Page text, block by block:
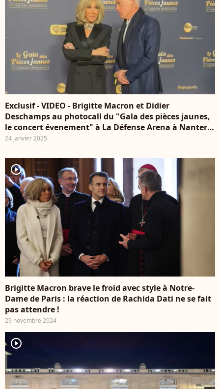
Exclusif - VIDEO - Brigitte Macron et Didier
Deschamps au photocall du "Gala des pièces jaunes,
le concert évenement" à La Défense Arena à Nanterre
le 23 janvier 2025. Agence / Bestimage
24 janvier 2025
player2
Brigitte Macron brave le froid avec style à Notre-
Dame de Paris : la réaction de Rachida Dati ne se fait
pas attendre !
29 novembre 2024
player2